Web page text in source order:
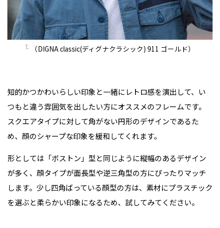
（DIGNA classic(ディグナクラシック) 911 ゴールド）
知的かつかわいらしい印象と一緒にレトロ感を演出して、い
つもと違う雰囲気を出したい方にオススメのフレームです。
スクエアタイプに対して角がない円形のデザインであるた
め、顔のシャープな印象を緩和してくれます。
形としては「ボストン」型と同じように縦幅のあるデザイン
が多く、顔タイプが面長型や逆三角型の方にぴったりマッチ
します。少し四角ばっている顔型の方は、素材にプラスチック
を選ぶと柔らかい印象になるため、試してみてください。